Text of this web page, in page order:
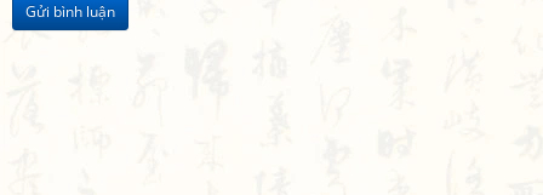
Gửi bình luận